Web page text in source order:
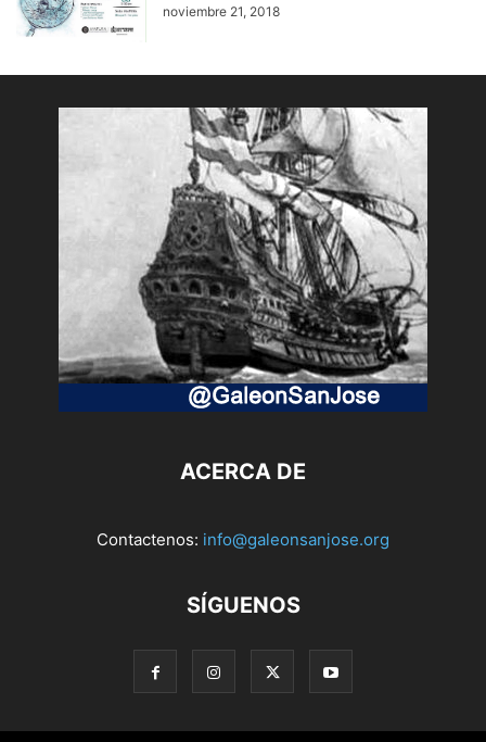
noviembre 21, 2018
ACERCA DE
Contactenos: info@galeonsanjose.org
SÍGUENOS